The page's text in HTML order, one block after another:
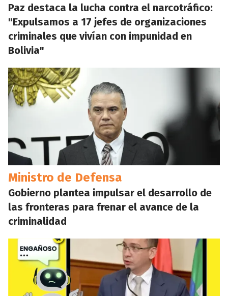
Paz destaca la lucha contra el narcotráfico:
"Expulsamos a 17 jefes de organizaciones
criminales que vivían con impunidad en
Bolivia"
Ministro de Defensa
Gobierno plantea impulsar el desarrollo de
las fronteras para frenar el avance de la
criminalidad